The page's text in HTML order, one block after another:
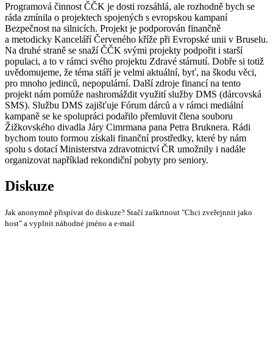
Programová činnost ČČK je dosti rozsáhlá, ale rozhodně bych se
ráda zmínila o projektech spojených s evropskou kampaní
Bezpečnost na silnicích. Projekt je podporován finančně
a metodicky Kanceláří Červeného kříže při Evropské unii v Bruselu.
Na druhé straně se snaží ČČK svými projekty podpořit i starší
populaci, a to v rámci svého projektu Zdravé stárnutí. Dobře si totiž
uvědomujeme, že téma stáří je velmi aktuální, byť, na škodu věci,
pro mnoho jedinců, nepopulární. Další zdroje financí na tento
projekt nám pomůže nashromáždit využití služby DMS (dárcovská
SMS). Službu DMS zajišťuje Fórum dárců a v rámci mediální
kampaně se ke spolupráci podařilo přemluvit člena souboru
Žižkovského divadla Járy Cimrmana pana Petra Bruknera. Rádi
bychom touto formou získali finanční prostředky, které by nám
spolu s dotací Ministerstva zdravotnictví ČR umožnily i nadále
organizovat například rekondiční pobyty pro seniory.
Diskuze
Jak anonymně přispívat do diskuze? Stačí zaškrtnout "Chci zveřejnnit jako
host" a vyplnit náhodné jméno a e-mail